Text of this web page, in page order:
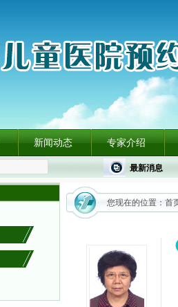
最新消息
新闻动态 专家介绍
您现在的位置： 首